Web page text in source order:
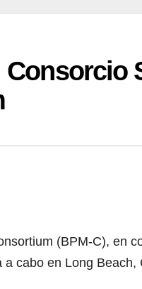
(BPM-C), en
cabo en Long